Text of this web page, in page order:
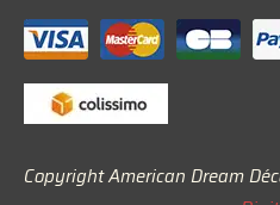
Copyright American Dream